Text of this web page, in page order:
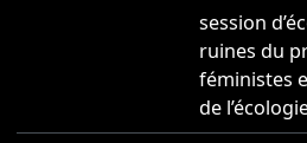
session
ruines du
féministes
de